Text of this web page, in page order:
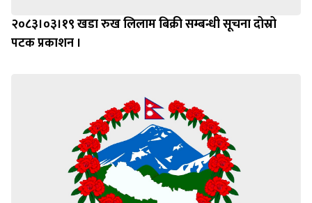
२०८३।०३।१९ खडा रुख लिलाम बिक्री सम्बन्धी सूचना दोस्रो
पटक प्रकाशन ।